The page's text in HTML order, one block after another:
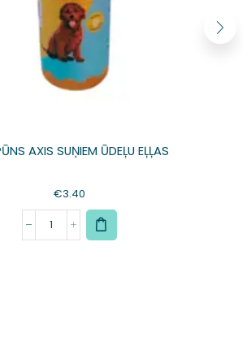
AXIS SUŅIEM ŪDEĻU EĻĻAS
€3.40